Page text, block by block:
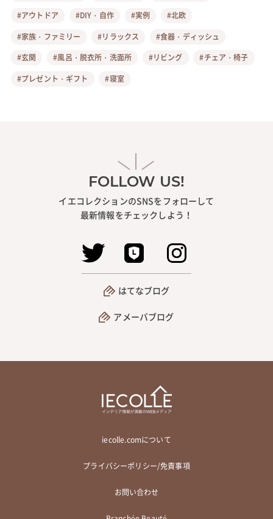
#アウトドア
#DIY・自作 #実例
#北欧
#家族・ファミリー
#リラックス
#食器・ディッシュ
#玄関
#風呂・脱衣所・洗面所 #リビング
#チェア・椅子
#プレゼント・ギフト
#寝室
FOLLOW US!
イエコレクションのSNSをフォローして
最新情報をチェックしよう！
はてなブログ
アメーバブログ
iecolle.comについて
プライバシーポリシー/免責事項
お問い合わせ